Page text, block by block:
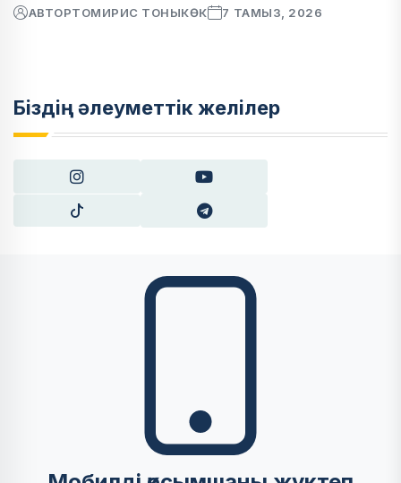
АВТОРТОМИРИС ТОНЫКӨК 7 ТАМЫЗ, 2026
Біздің әлеуметтік желілер